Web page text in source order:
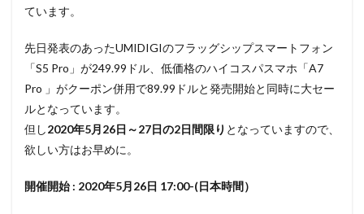
ています。
先日発表のあったUMIDIGIのフラッグシップスマートフォン
「S5 Pro」が249.99ドル、低価格のハイコスパスマホ「A7
Pro 」がクーポン併用で89.99ドルと発売開始と同時に大セー
ルとなっています。
但し2020年5月26日～27日の2日間限り となっていますので、
欲しい方はお早めに。
開催開始 : 2020年5月26日 17:00-(日本時間）